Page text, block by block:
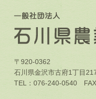
〒920-0362
石川県金沢市古府1丁目
TEL：076-240-0540